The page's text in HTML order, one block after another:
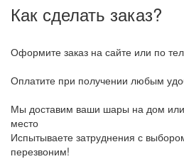
Как сделать заказ?
Оформите заказ на сайте или по
Оплатите при получении любым
Мы доставим ваши шары на дом или
место
Испытываете затруднения с
перезвоним!